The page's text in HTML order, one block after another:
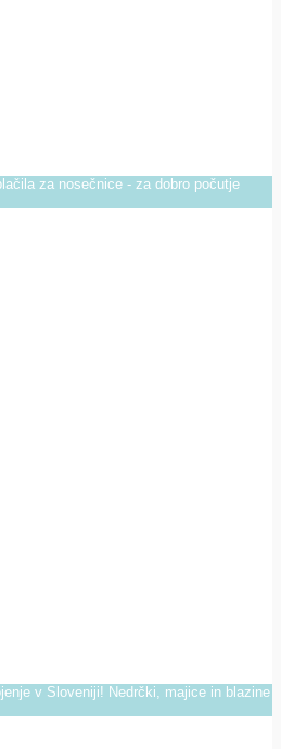
za nosečnice - za dobro počutje
v Sloveniji! Nedrčki, majice in blazine